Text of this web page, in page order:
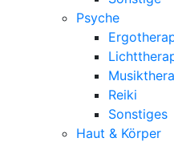
Psyche
Reiki
Sonstiges
Haut & Körper